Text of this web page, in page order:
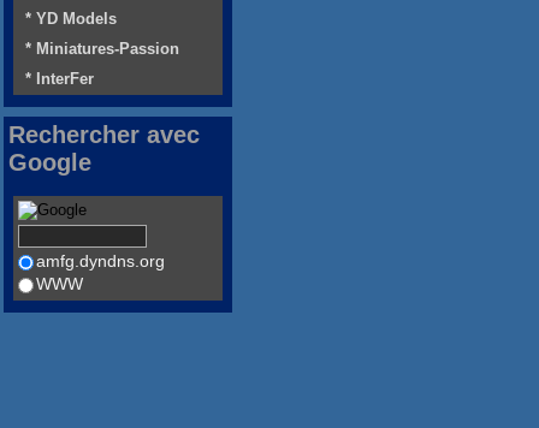
* YD Models
* Miniatures-Passion
* InterFer
Rechercher avec
Google
amfg.dyndns.org
WWW